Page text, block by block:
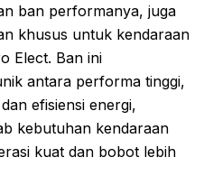
ban performanya, juga
khusus untuk kendaraan
Elect. Ban ini
antara performa tinggi,
efisiensi energi,
kebutuhan kendaraan
kuat dan bobot lebih